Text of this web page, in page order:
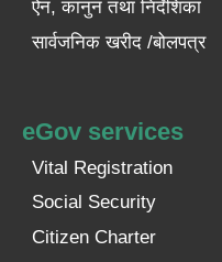
ऐन, कानुन तथा निर्देशिका
सार्वजनिक खरीद /बोलपत्र
eGov services
Vital Registration
Social Security
Citizen Charter